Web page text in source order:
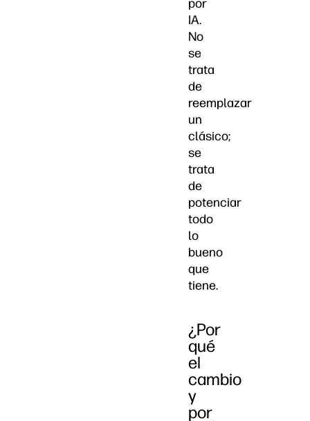
por
IA.
No
se
trata
de
reemplazar
un
clásico;
se
trata
de
potenciar
todo
lo
bueno
que
tiene.
¿Por
qué
el
cambio
y
por